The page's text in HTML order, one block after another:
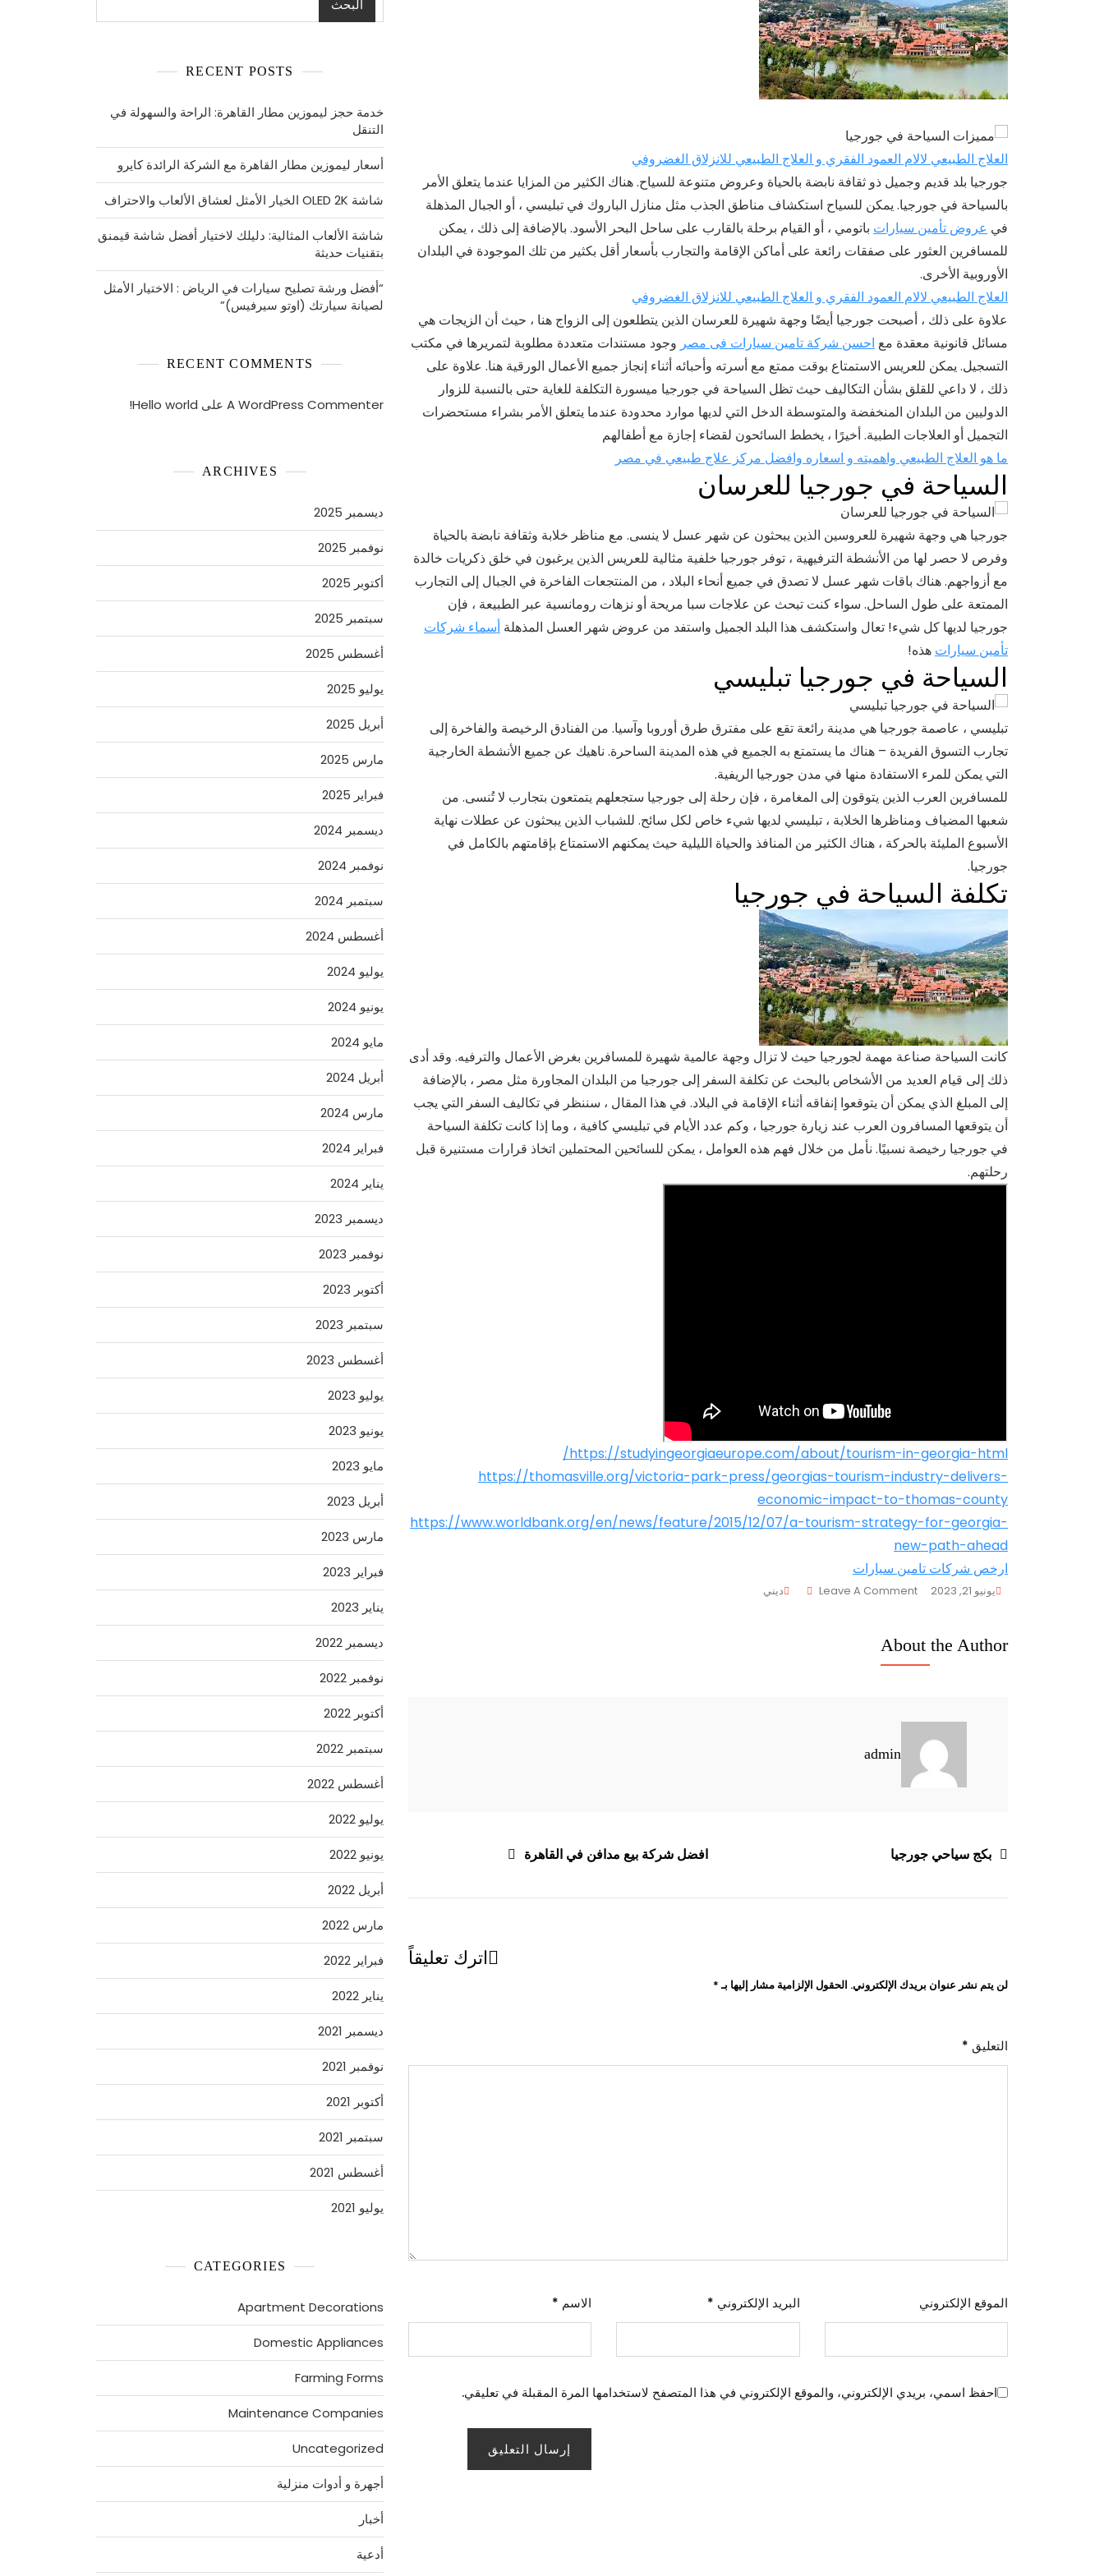
العلاج الطبيعي لالام العمود الفقري و العلاج الطبيعي للانزلاق الغضروفي
جورجيا بلد قديم وجميل ذو ثقافة نابضة بالحياة وعروض متنوعة للسياح. هناك الكثير من المزايا عندما يتعلق الأمر
بالسياحة في جورجيا. يمكن للسياح استكشاف مناطق الجذب مثل منازل الباروك في تبليسي ، أو الجبال المذهلة
في عروض تأمين سيارات باتومي ، أو القيام برحلة بالقارب على ساحل البحر الأسود. بالإضافة إلى ذلك ، يمكن
للمسافرين العثور على صفقات رائعة على أماكن الإقامة والتجارب بأسعار أقل بكثير من تلك الموجودة في البلدان
الأوروبية الأخرى.
العلاج الطبيعي لالام العمود الفقري و العلاج الطبيعي للانزلاق الغضروفي
علاوة على ذلك ، أصبحت جورجيا أيضًا وجهة شهيرة للعرسان الذين يتطلعون إلى الزواج هنا ، حيث أن الزيجات هي
مسائل قانونية معقدة مع احسن شركة تامين سيارات فى مصر وجود مستندات متعددة مطلوبة لتمريرها في مكتب
التسجيل. يمكن للعريس الاستمتاع بوقت ممتع مع أسرته وأحبائه أثناء إنجاز جميع الأعمال الورقية هنا. علاوة على
ذلك ، لا داعي للقلق بشأن التكاليف حيث تظل السياحة في جورجيا ميسورة التكلفة للغاية حتى بالنسبة للزوار
الدوليين من البلدان المنخفضة والمتوسطة الدخل التي لديها موارد محدودة عندما يتعلق الأمر بشراء مستحضرات
التجميل أو العلاجات الطبية. أخيرًا ، يخطط السائحون لقضاء إجازة مع أطفالهم
ما هو العلاج الطبيعي واهميته و اسعاره وافضل مركز علاج طبيعي في مصر
السياحة في جورجيا للعرسان
جورجيا هي وجهة شهيرة للعروسين الذين يبحثون عن شهر عسل لا ينسى. مع مناظر خلابة وثقافة نابضة بالحياة
وفرص لا حصر لها من الأنشطة الترفيهية ، توفر جورجيا خلفية مثالية للعريس الذين يرغبون في خلق ذكريات خالدة
مع أزواجهم. هناك باقات شهر عسل لا تصدق في جميع أنحاء البلاد ، من المنتجعات الفاخرة في الجبال إلى التجارب
الممتعة على طول الساحل. سواء كنت تبحث عن علاجات سبا مريحة أو نزهات رومانسية عبر الطبيعة ، فإن
جورجيا لديها كل شيء! تعال واستكشف هذا البلد الجميل واستفد من عروض شهر العسل المذهلة أسماء شركات
تأمين سيارات هذه!
السياحة في جورجيا تبليسي
تبليسي ، عاصمة جورجيا هي مدينة رائعة تقع على مفترق طرق أوروبا وآسيا. من الفنادق الرخيصة والفاخرة إلى
تجارب التسوق الفريدة – هناك ما يستمتع به الجميع في هذه المدينة الساحرة. ناهيك عن جميع الأنشطة الخارجية
التي يمكن للمرء الاستفادة منها في مدن جورجيا الريفية.
للمسافرين العرب الذين يتوقون إلى المغامرة ، فإن رحلة إلى جورجيا ستجعلهم يتمتعون بتجارب لا تُنسى. من
شعبها المضياف ومناظرها الخلابة ، تبليسي لديها شيء خاص لكل سائح. للشباب الذين يبحثون عن عطلات نهاية
الأسبوع المليئة بالحركة ، هناك الكثير من المنافذ والحياة الليلية حيث يمكنهم الاستمتاع بإقامتهم بالكامل في
جورجيا.
تكلفة السياحة في جورجيا
كانت السياحة صناعة مهمة لجورجيا حيث لا تزال وجهة عالمية شهيرة للمسافرين بغرض الأعمال والترفيه. وقد أدى
ذلك إلى قيام العديد من الأشخاص بالبحث عن تكلفة السفر إلى جورجيا من البلدان المجاورة مثل مصر ، بالإضافة
إلى المبلغ الذي يمكن أن يتوقعوا إنفاقه أثناء الإقامة في البلاد. في هذا المقال ، سننظر في تكاليف السفر التي يجب
أن يتوقعها المسافرون العرب عند زيارة جورجيا ، وكم عدد الأيام في تبليسي كافية ، وما إذا كانت تكلفة السياحة
في جورجيا رخيصة نسبيًا. نأمل من خلال فهم هذه العوامل ، يمكن للسائحين المحتملين اتخاذ قرارات مستنيرة قبل
رحلتهم.
https://studyingeorgiaeurope.com/about/tourism-in-georgia-html/
https://thomasville.org/victoria-park-press/georgias-tourism-industry-delivers-
economic-impact-to-thomas-county
https://www.worldbank.org/en/news/feature/2015/12/07/a-tourism-strategy-for-georgia-
new-path-ahead
ارخص شركات تامين سيارات
يونيو 21, 2023 Leave A Comment ديني
About the Author
admin
تصفّح
المقالات
افضل شركة بيع مدافن في القاهرة بكج سياحي جورجيا
اترك تعليقاً
لن يتم نشر عنوان بريدك الإلكتروني. الحقول الإلزامية مشار إليها بـ*
التعليق *
الاسم * البريد الإلكتروني * الموقع الإلكتروني
احفظ اسمي، بريدي الإلكتروني، والموقع الإلكتروني في هذا المتصفح لاستخدامها المرة المقبلة في تعليقي.
البحث
RECENT POSTS
خدمة حجز ليموزين مطار القاهرة: الراحة والسهولة في
التنقل
أسعار ليموزين مطار القاهرة مع الشركة الرائدة كايرو
شاشة OLED 2K الخيار الأمثل لعشاق الألعاب والاحتراف
شاشة الألعاب المثالية: دليلك لاختيار أفضل شاشة قيمنق
بتقنيات حديثة
“أفضل ورشة تصليح سيارات في الرياض : الاختيار الأمثل
لصيانة سيارتك (اوتو سيرفيس)”
RECENT COMMENTS
A WordPress Commenter على Hello world!
ARCHIVES
ديسمبر 2025
نوفمبر 2025
أكتوبر 2025
سبتمبر 2025
أغسطس 2025
يوليو 2025
أبريل 2025
مارس 2025
فبراير 2025
ديسمبر 2024
نوفمبر 2024
سبتمبر 2024
أغسطس 2024
يوليو 2024
يونيو 2024
مايو 2024
أبريل 2024
مارس 2024
فبراير 2024
يناير 2024
ديسمبر 2023
نوفمبر 2023
أكتوبر 2023
سبتمبر 2023
أغسطس 2023
يوليو 2023
يونيو 2023
مايو 2023
أبريل 2023
مارس 2023
فبراير 2023
يناير 2023
ديسمبر 2022
نوفمبر 2022
أكتوبر 2022
سبتمبر 2022
أغسطس 2022
يوليو 2022
يونيو 2022
أبريل 2022
مارس 2022
فبراير 2022
يناير 2022
ديسمبر 2021
نوفمبر 2021
أكتوبر 2021
سبتمبر 2021
أغسطس 2021
يوليو 2021
CATEGORIES
Apartment Decorations
Domestic Appliances
Farming Forms
Maintenance Companies
Uncategorized
أجهرة و أدوات منزلية
أخبار
أدعية